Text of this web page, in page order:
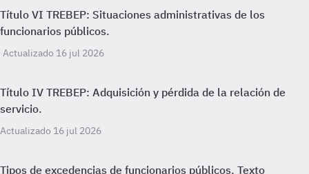
Título VI TREBEP: Situaciones administrativas de los
funcionarios públicos.
Actualizado 16 jul 2026
Título IV TREBEP: Adquisición y pérdida de la relación de
servicio.
Actualizado 16 jul 2026
Tipos de excedencias de funcionarios públicos. Texto